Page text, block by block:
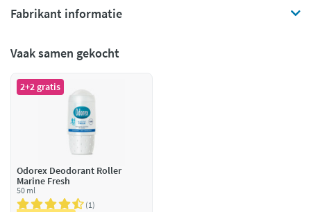
Fabrikant informatie
Vaak samen gekocht
2+2 gratis
Odorex Deodorant Roller
Marine Fresh
50 ml
1